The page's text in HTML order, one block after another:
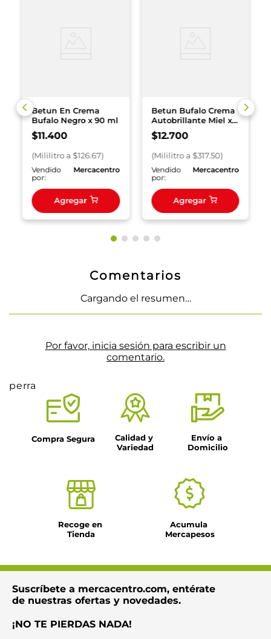
Betun En Crema
Bufalo Negro x 90 ml
$11.400
(Mililitroa $126.67)
Vendido
por:
Mercacentro
Agregar
Betun Bufalo Crema
Autobrillante Miel x
40 ml
$12.700
(Mililitroa $317.50)
Vendido
por:
Mercacentro
Agregar
Comentarios
Cargando el resumen…
Por favor, inicia sesión para escribir un
comentario.
perra
Compra Segura
Calidad y
Variedad
Envío a
Domicilio
Recoge en
Tienda
Acumula
Mercapesos
Suscríbete a mercacentro.com, entérate
de nuestras ofertas y novedades.
¡NO TE PIERDAS NADA!